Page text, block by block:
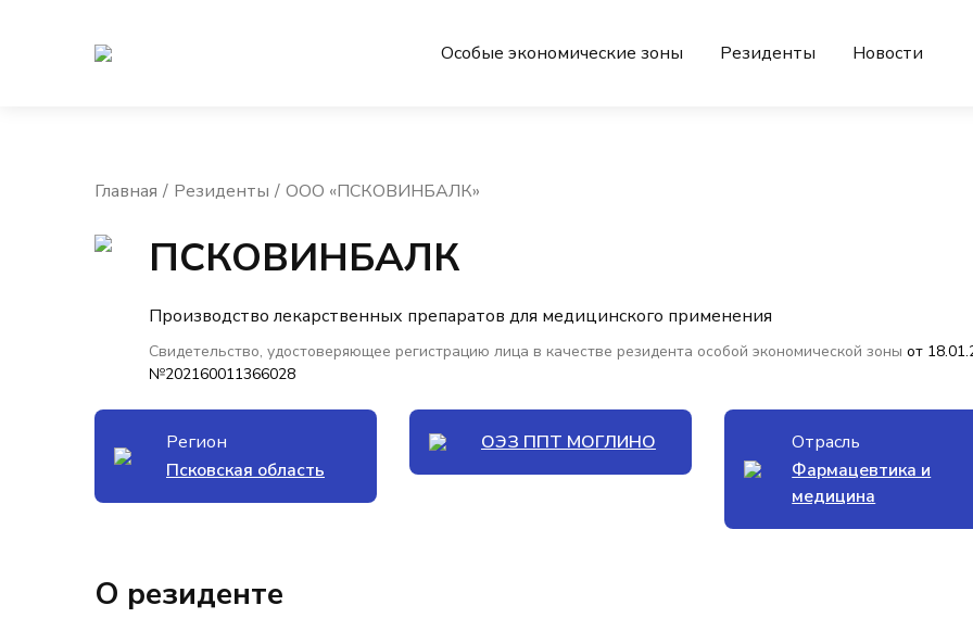
Особые экономические зоны Резиденты Новости
Главная Резиденты ООО «ПСКОВИНБАЛК»
ПСКОВИНБАЛК
Производство лекарственных препаратов для медицинского применения
Свидетельство, удостоверяющее регистрацию лица в качестве резидента особой экономической зоны от
№202160011366028
Регион
Псковская область
ОЭЗ ППТ МОГЛИНО
Отрасль
Фармацевтика и
медицина
О резиденте